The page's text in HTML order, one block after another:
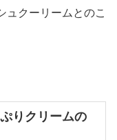
ュクーリームとのこ
りクリームの